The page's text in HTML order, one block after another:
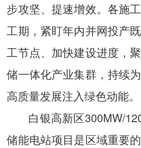
步攻坚、提速增效。各施
工期，紧盯年内并网投产
工节点、加快建设进度，
储一体化产业集群，持续
高质量发展注入绿色动能。
白银高新区300MW/
储能电站项目是区域重要